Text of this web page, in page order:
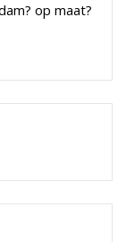
op maat?